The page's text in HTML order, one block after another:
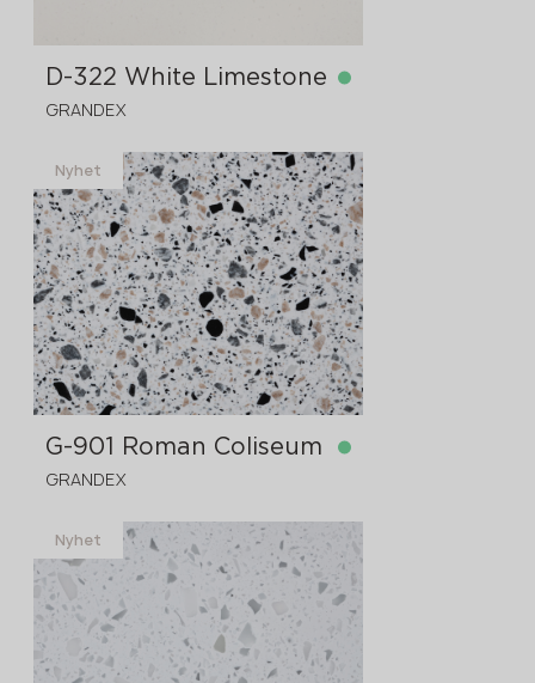
D-322 White Limestone
GRANDEX
3680x760x12 mm på lager
Nyhet
G-901 Roman Coliseum
GRANDEX
3680x760x12 mm på lager
Nyhet